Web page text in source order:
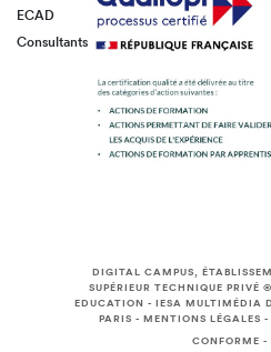
ECAD
Consultants
DIGITAL CAMPUS,
SUPÉRIEUR TECHNIQUE
EDUCATION -IESA MULTIMÉDIA
PARIS -MENTIONS LÉGALES
CONFORME -